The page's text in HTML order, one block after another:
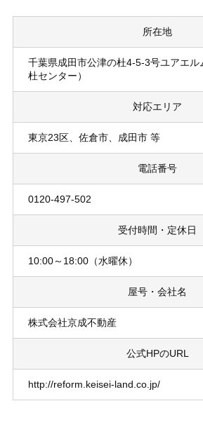
所在地
千葉県成田市公津の杜4-5-3号ユアエル
杜センター）
対応エリア
東京23区、佐倉市、成田市 等
電話番号
0120-497-502
受付時間・定休日
10:00～18:00（水曜休）
屋号・会社名
株式会社京成不動産
公式HPのURL
http://reform.keisei-land.co.jp/